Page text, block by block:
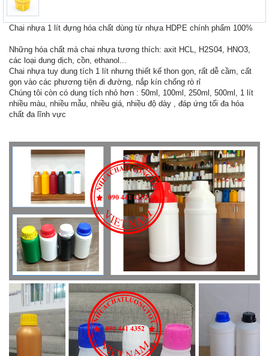
Chai nhựa 1 lít đựng hóa chất dùng từ nhựa HDPE chính phẩm 100%
Những hóa chất mà chai nhựa tương thích: axit HCL, H2S04, HNO3,
các loại dung dịch, cồn, ethanol...
Chai nhựa tuy dung tích 1 lít nhưng thiết kế thon gọn, rất dễ cầm, cất
gọn vào các phương tiện đi đường, nắp kín chống rò rỉ
Chúng tôi còn có dung tích nhỏ hơn : 50ml, 100ml, 250ml, 500ml, 1 lít
nhiều màu, nhiều mẫu, nhiều giá, nhiều độ dày , đáp ứng tối đa hóa
chất đa lĩnh vực